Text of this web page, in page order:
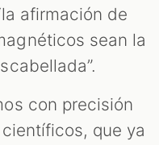
afirmación de
sean la
con precisión
que ya